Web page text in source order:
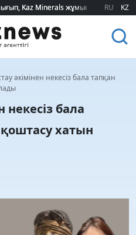
Kaz Minerals жұмысшылары
Kaz Minerals жұмысшылары
RU KZ
әкімінен некесіз бала тапқан
некесіз бала
хатын